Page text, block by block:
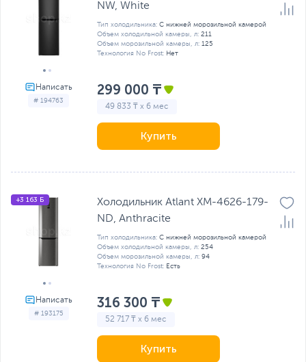
# 194763
NW, White
Тип холодильника: С нижней морозильной камерой
Объем холодильной камеры, л: 211
Объем морозильной камеры, л: 125
Технология No Frost: Нет
299 000 ₸
49 833 ₸ x 6 мес
Купить
# 193175
+3 163 Б
Холодильник Atlant ХМ-4626-179-
ND, Anthracite
Тип холодильника: С нижней морозильной камерой
Объем холодильной камеры, л: 254
Объем морозильной камеры, л: 94
Технология No Frost: Есть
316 300 ₸
52 717 ₸ x 6 мес
Купить